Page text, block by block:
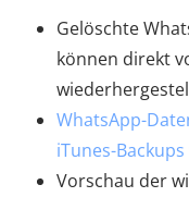
Gelöschte
können direkt
WhatsApp-
iTunes-
Vorschau der